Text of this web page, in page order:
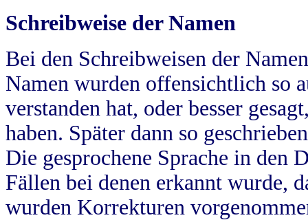
Schreibweise der Namen
Bei den Schreibweisen der
Namen wurden offensichtlich so
verstanden hat, oder besser
haben. Später dann so
Die gesprochene Sprache in
Fällen bei denen erkannt wurde,
wurden Korrekturen